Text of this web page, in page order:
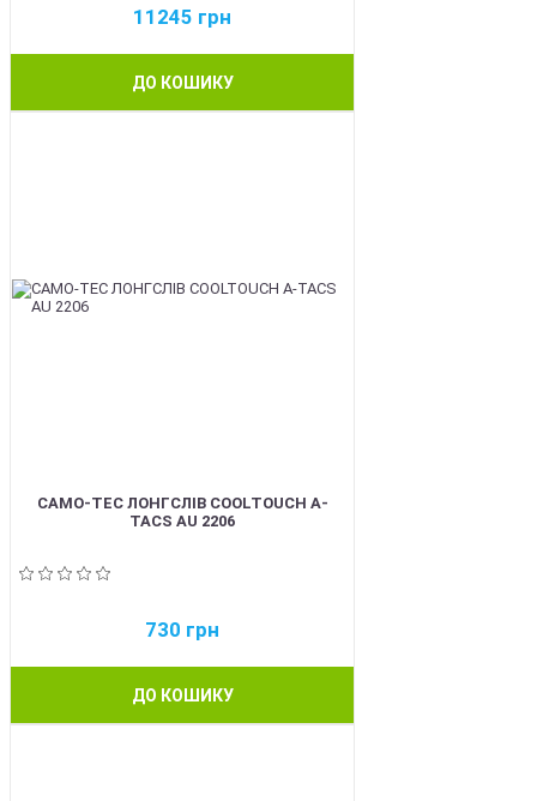
11245 грн
ДО КОШИКУ
CAMO-TEC ЛОНГСЛІВ COOLTOUCH A-
TACS AU 2206
730 грн
ДО КОШИКУ